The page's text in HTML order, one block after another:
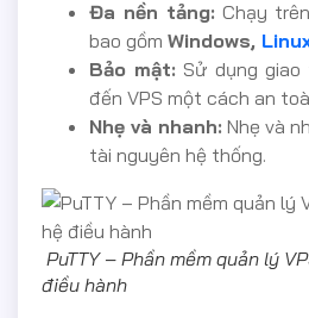
Đa nền tảng: Chạy
bao gồm Windows,
Bảo mật: Sử dụng
đến VPS một cách an
Nhẹ và nhanh: Nhẹ và
tài nguyên hệ thống.
PuTTY – Phần mềm quản lý
điều hành